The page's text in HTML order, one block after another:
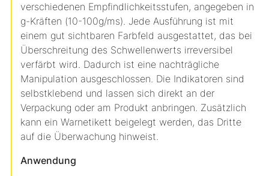
verschiedenen Empfindlichkeitsstufen, angegeben in
g-Kräften (10-100g/ms). Jede Ausführung ist mit
einem gut sichtbaren Farbfeld ausgestattet, das bei
Überschreitung des Schwellenwerts irreversibel
verfärbt wird. Dadurch ist eine nachträgliche
Manipulation ausgeschlossen. Die Indikatoren sind
selbstklebend und lassen sich direkt an der
Verpackung oder am Produkt anbringen. Zusätzlich
kann ein Warnetikett beigelegt werden, das Dritte
auf die Überwachung hinweist.
Anwendung